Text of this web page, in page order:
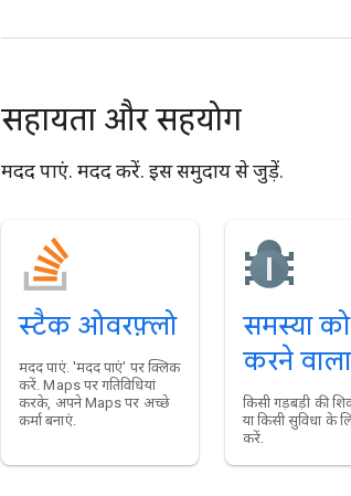
सहायता और सहयोग
मदद पाएं. मदद करें. इस समुदाय से जुड़ें.
स्टैक ओवरफ़्लो
मदद पाएं. 'मदद पाएं' पर क्लिक
करें. Maps पर गतिविधियां
करके, अपने Maps पर अच्छे
क़र्मा बनाएं.
समस्या
करने
किसी गड़बड़ी की
या किसी सुविधा के
करें.